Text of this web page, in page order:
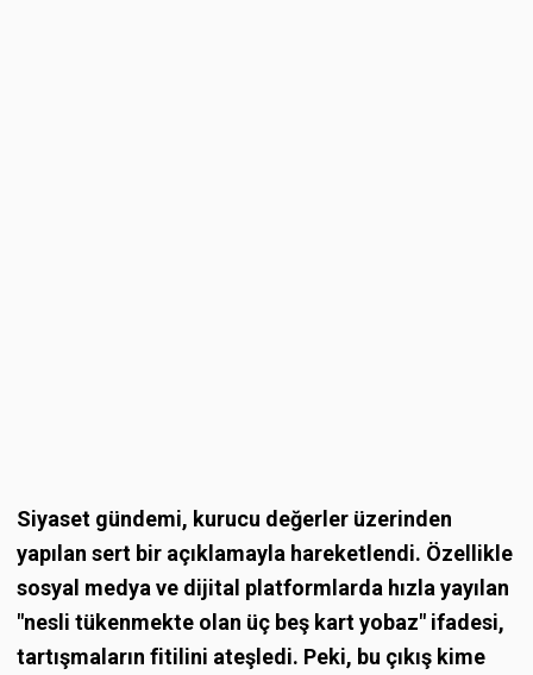
Siyaset gündemi, kurucu değerler üzerinden
yapılan sert bir açıklamayla hareketlendi. Özellikle
sosyal medya ve dijital platformlarda hızla yayılan
"nesli tükenmekte olan üç beş kart yobaz" ifadesi,
tartışmaların fitilini ateşledi. Peki, bu çıkış kime